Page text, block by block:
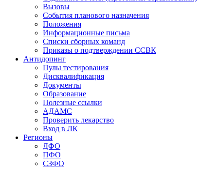
Вызовы
События планового назначения
Положения
Информационные письма
Списки сборных команд
Приказы о подтверждении ССВК
Антидопинг
Пулы тестирования
Дисквалификация
Документы
Образование
Полезные ссылки
АДАМС
Проверить лекарство
Вход в ЛК
Регионы
ДФО
ПФО
СЗФО